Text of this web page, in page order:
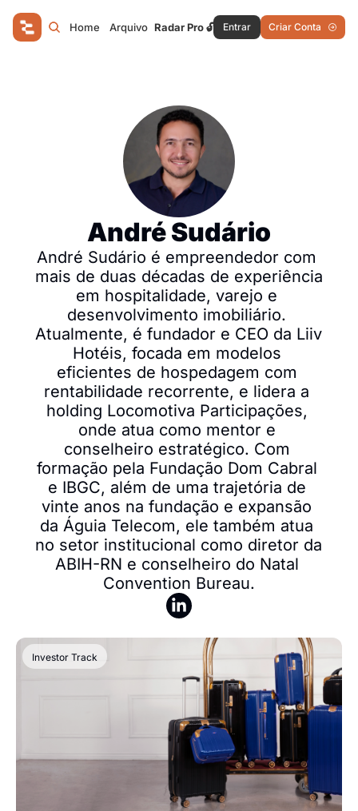
Home Arquivo Radar Pro 🔓 Entrar Criar Conta
André Sudário
André Sudário é empreendedor com
mais de duas décadas de experiência
em hospitalidade, varejo e
desenvolvimento imobiliário.
Atualmente, é fundador e CEO da Liiv
Hotéis, focada em modelos
eficientes de hospedagem com
rentabilidade recorrente, e lidera a
holding Locomotiva Participações,
onde atua como mentor e
conselheiro estratégico. Com
formação pela Fundação Dom Cabral
e IBGC, além de uma trajetória de
vinte anos na fundação e expansão
da Águia Telecom, ele também atua
no setor institucional como diretor da
ABIH-RN e conselheiro do Natal
Convention Bureau.
Investor Track